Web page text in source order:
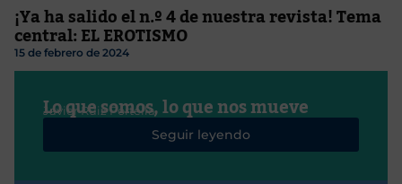
¡Ya ha salido el n.º 4 de nuestra revista! Tema
central: EL EROTISMO
15 de febrero de 2024
Lo que somos, lo que nos mueve
Javier Ruiz Portella
Seguir leyendo